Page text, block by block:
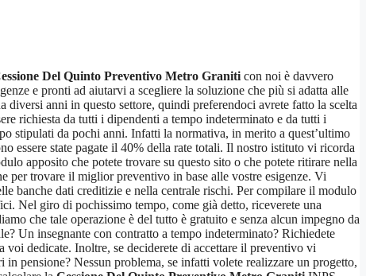
Del Quinto Preventivo Metro Graniti con noi è davvero
e pronti ad aiutarvi a scegliere la soluzione che più si adatta alle
anni in questo settore, quindi preferendoci avrete fatto la scelta
richiesta da tutti i dipendenti a tempo indeterminato e da tutti i
stipulati da pochi anni. Infatti la normativa, in merito a quest’ultimo
essere state pagate il 40% della rate totali. Il nostro istituto vi ricorda
apposito che potete trovare su questo sito o che potete ritirare nella
per trovare il miglior preventivo in base alle vostre esigenze. Vi
banche dati creditizie e nella centrale rischi. Per compilare il modulo
Nel giro di pochissimo tempo, come già detto, riceverete una
che tale operazione è del tutto è gratuito e senza alcun impegno da
Un insegnante con contratto a tempo indeterminato? Richiedete
dedicate. Inoltre, se deciderete di accettare il preventivo vi
pensione? Nessun problema, se infatti volete realizzare un progetto,